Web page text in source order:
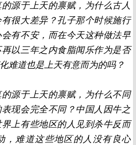
源于上天的禀赋，为什么古人
很大差异？孔子那个时候施行
有不安，而在今天这种做法早
以三年之内食脂闻乐作为是否
难道也是上天有意而为的吗？
源于上天的禀赋，为什么不同
现会完全不同？中国人因牛之
上有些地区的人见到杀牛反而
，难道这些地区的人没有良心